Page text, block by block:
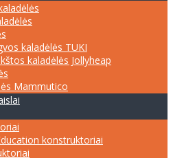
kaladėlės TUKI
kaladėlės Jollyheap
Mammutico
konstruktoriai